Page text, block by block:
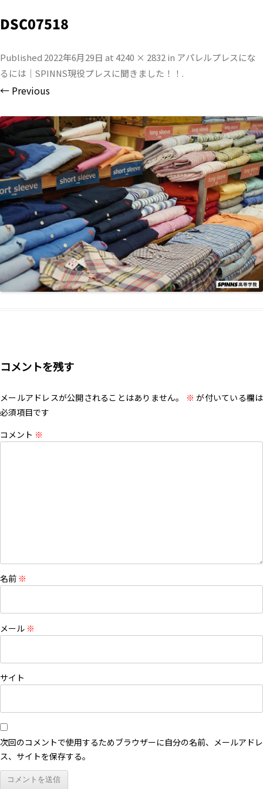
DSC07518
Published 2022年6月29日 at4240 × 2832in アパレルプレスにな
るには｜SPINNS現役プレスに聞きました！！ .
← Previous
コメントを残す
メールアドレスが公開されることはありません。 ※ が付いている欄は
必須項目です
コメント ※
名前 ※
メール ※
サイト
次回のコメントで使用するためブラウザーに自分の名前、メールアドレ
ス、サイトを保存する。